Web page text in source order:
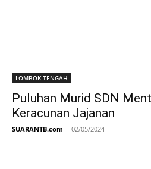
LOMBOK TENGAH
Puluhan Murid SDN
Keracunan Jajanan
SUARANTB.com - 02/05/2024